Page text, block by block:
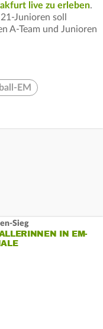
live zu erleben.
Junioren soll
A-Team und Junioren
EM
Sieg
IN EM-V